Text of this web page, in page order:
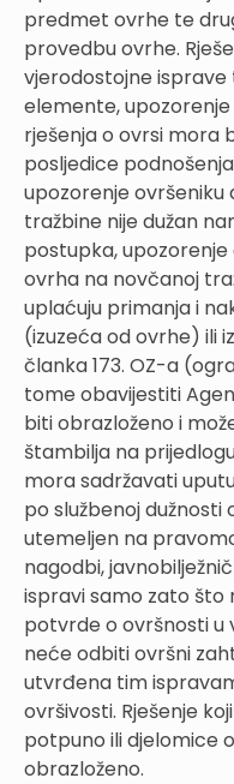
predmet ovrhe te
provedbu ovrhe.
vjerodostojne
elemente,
rješenja o ovrsi mora
posljedice
upozorenje ovršeniku
tražbine nije dužan
postupka,
ovrha na novčanoj
uplaćuju primanja i
(izuzeća od ovrhe) ili
članka 173. OZ-a
tome obavijestiti
biti obrazloženo i
štambilja na
mora sadržavati
po službenoj
utemeljen na
nagodbi,
ispravi samo zato što
potvrde o ovršnosti u
neće odbiti ovršni
utvrđena tim
ovršivosti. Rješenje
potpuno ili djelomice
obrazloženo.